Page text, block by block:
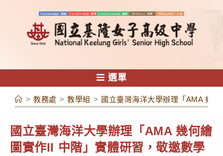
容
選單
> 教務處 > 教學組 > 國立臺灣海洋大學辦理「AMA 幾
國立臺灣海洋大學辦理「AMA 幾何繪
圖實作II 中階」實體研習，敬邀數學